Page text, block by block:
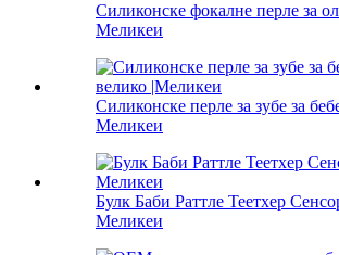
Силиконске фокалне перле за
Меликеи
Силиконске перле за зубе за
Меликеи
Булк Баби Раттле Теетхер
Меликеи